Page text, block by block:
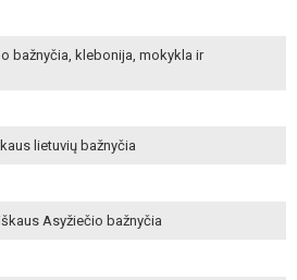
bažnyčia, klebonija, mokykla ir
lietuvių bažnyčia
Asyžiečio bažnyčia